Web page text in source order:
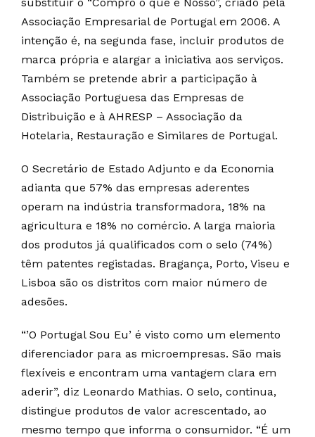
Associação Empresarial de Portugal em 2006. A
intenção é, na segunda fase, incluir produtos de
marca própria e alargar a iniciativa aos serviços.
Também se pretende abrir a participação à
Associação Portuguesa das Empresas de
Distribuição e à AHRESP – Associação da
Hotelaria, Restauração e Similares de Portugal.
O Secretário de Estado Adjunto e da Economia
adianta que 57% das empresas aderentes
operam na indústria transformadora, 18% na
agricultura e 18% no comércio. A larga maioria
dos produtos já qualificados com o selo (74%)
têm patentes registadas. Bragança, Porto, Viseu e
Lisboa são os distritos com maior número de
adesões.
“’O Portugal Sou Eu’ é visto como um elemento
diferenciador para as microempresas. São mais
flexíveis e encontram uma vantagem clara em
aderir”, diz Leonardo Mathias. O selo, continua,
distingue produtos de valor acrescentado, ao
mesmo tempo que informa o consumidor. “É um